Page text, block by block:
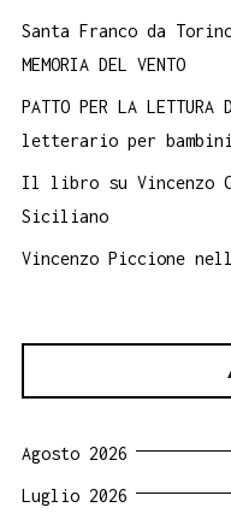
Santa Franco da Torino
MEMORIA DEL VENTO
PATTO PER LA
letterario per
Il libro su Vincenzo
Siciliano
Vincenzo Piccione
Agosto 2026
Luglio 2026